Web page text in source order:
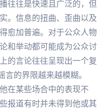
往往是快速且广泛的，但
。信息的扭曲、歪曲以及
愈加普遍。对于公众人物
和举动都可能成为公众讨
的言论往往呈现出一个复
言的界限越来越模糊。
在某些场合中的表现不
报道有时并未得到他或其